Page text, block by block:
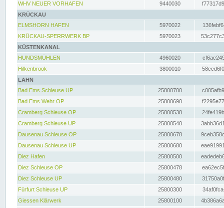
WHV NEUER VORHAFEN
9440030
KRÜCKAU
ELMSHORN HAFEN
5970022
KRÜCKAU-SPERRWERK BP
5970023
KÜSTENKANAL
HUNDSMÜHLEN
4960020
Hilkenbrook
3800010
LAHN
Bad Ems Schleuse UP
25800700
Bad Ems Wehr OP
25800690
Cramberg Schleuse OP
25800538
Cramberg Schleuse UP
25800540
Dausenau Schleuse OP
25800678
Dausenau Schleuse UP
25800680
Diez Hafen
25800500
Diez Schleuse OP
25800478
Diez Schleuse UP
25800480
Fürfurt Schleuse UP
25800300
Giessen Klärwerk
25800100